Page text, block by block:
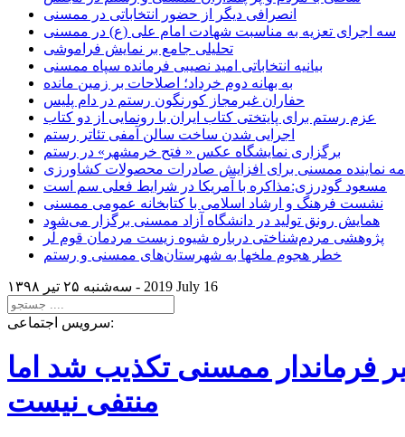
انصرافی دیگر از حضور انتخاباتی در ممسنی
سه اجرای تعزیه به مناسبت شهادت امام علی (ع) در ممسنی
تحلیلی جامع بر نمایش فراموشی
بیانیه انتخاباتی امید نصیبی فرمانده سپاه ممسنی
به بهانه دوم خرداد؛ اصلاحات بر زمین مانده
حفاران غیرمجاز کورنگون رستم در دام پلیس
عزم رستم برای پایتختی کتاب ایران با رونمایی از دو کتاب
اجرایی شدن ساخت سالن آمفی تئاتر رستم
برگزاری نمایشگاه عکس « فتح خرمشهر» در رستم
نماینده ممسنی برای افزایش صادرات محصولات کشاورزی
مسعود گودرزی:مذاکره با آمریکا در شرایط فعلی سم است
نشست فرهنگ و ارشاد اسلامی با کتابخانه عمومی ممسنی
همایش رونق تولید در دانشگاه آزاد ممسنی برگزار می‌شود
پژوهشی مردم‌شناختی درباره شیوه زیست مردمان قوم لُر
خطر هجوم ملخها به شهرستان‌های ممسنی و رستم
سه‌شنبه ۲۵ تير ۱۳۹۸ - 2019 July 16
سرویس اجتماعی:
فرماندار ممسنی تکذیب شد اما
منتفی نیست